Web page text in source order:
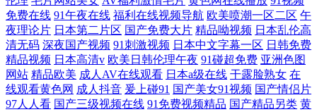
免费在线 91午夜在线 福利在线视频导航 欧美喷潮一区二区 午
夜理论片 日本第二片区 国产免费大片 精品呦视频 日本乱伦高
清无码 深夜国产视频 91刺激视频 日本中文字幕一区 日韩免费
精品视频 日本高清v 欧美日韩伦理午夜 91碰超免费 亚洲色图
网站 精品欧美 成人AV在线观看 日本a级在线 干露脸熟女 在
线观看黄色网 成人抖音 爰上碰91 国产美女91视频 国产情侣片
97人人看 国产三级视频在线 91免费视频精品 国产精品另类 黄